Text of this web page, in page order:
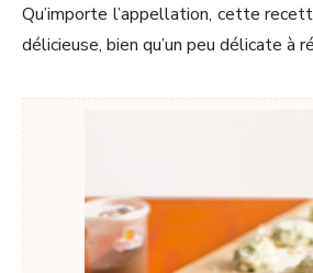
Qu’importe l’appellation, cette
délicieuse, bien qu’un peu délicate à